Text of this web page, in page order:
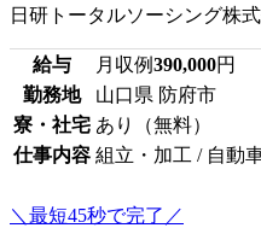
日研トータルソーシング株
給与 月収例390,000円
勤務地
山口県 防府市
寮・社宅 あり（無料）
仕事内容 組立・加工 / 自動
＼最短45秒で完了／